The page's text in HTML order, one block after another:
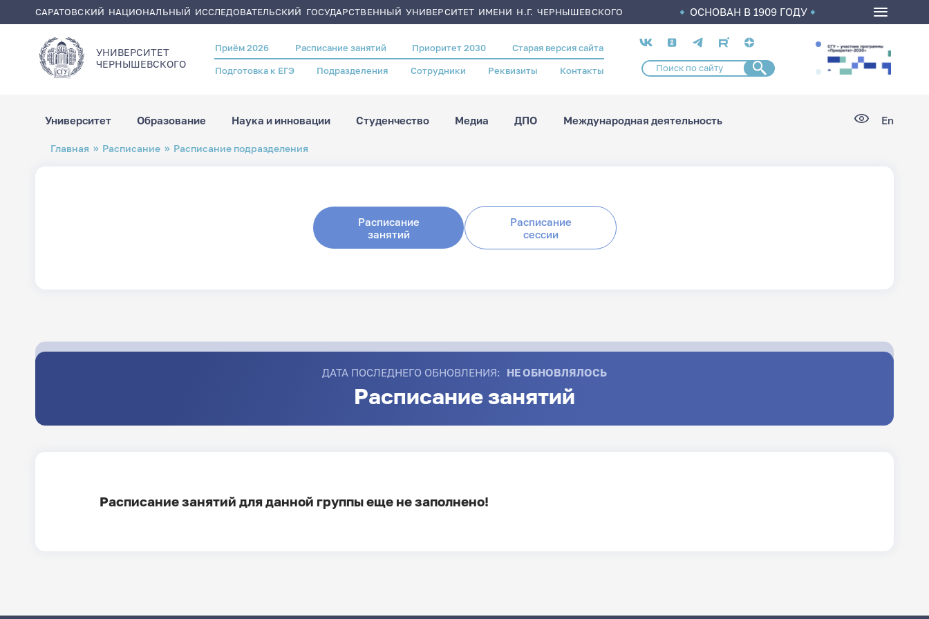
САРАТОВСКИЙ НАЦИОНАЛЬНЫЙ ИССЛЕДОВАТЕЛЬСКИЙ ГОСУДАРСТВЕННЫЙ УНИВЕРСИТЕТ ИМЕНИ Н.Г. ЧЕРНЫШЕВСКОГО ОСНОВАН В 1909 ГОДУ
УНИВЕРСИТЕТ
ЧЕРНЫШЕВСКОГO
Header
menu
Приём 2026 Расписание занятий Приоритет 2030 Старая версия сайта
Подготовка к ЕГЭ Подразделения Сотрудники Реквизиты Контакты
Социальные
сети
Университет Образование Наука и инновации Студенчество Медиа ДПО Международная деятельность En
Строка
навигации
Главная Расписание Расписание подразделения
Расписание
занятий
Расписание
сессии
ДАТА ПОСЛЕДНЕГО ОБНОВЛЕНИЯ: НЕ ОБНОВЛЯЛОСЬ
Расписание занятий
Расписание занятий для данной группы еще не заполнено!